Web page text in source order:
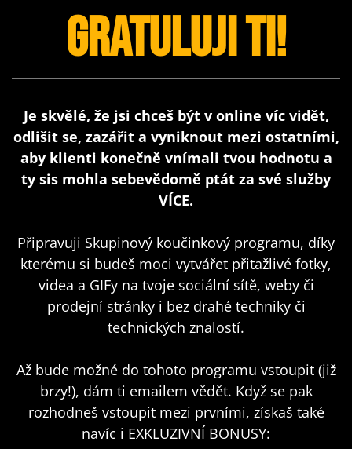
GRATULUJI TI!
Je skvělé, že jsi chceš být v online víc vidět,
odlišit se, zazářit a vyniknout mezi ostatními,
aby klienti konečně vnímali tvou hodnotu a
ty sis mohla sebevědomě ptát za své služby
VÍCE.
Připravuji Skupinový koučinkový programu, díky
kterému si budeš moci vytvářet přitažlivé fotky,
videa a GIFy na tvoje sociální sítě, weby či
prodejní stránky i bez drahé techniky či
technických znalostí.
Až bude možné do tohoto programu vstoupit (již
brzy!), dám ti emailem vědět. Když se pak
rozhodneš vstoupit mezi prvními, získaš také
navíc i EXKLUZIVNÍ BONUSY: